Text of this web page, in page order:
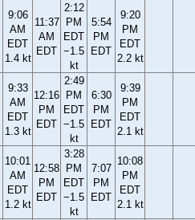
9:06
AM
EDT
1.4 kt
11:37
AM
EDT
2:12
PM
EDT
−1.5
kt
5:54
PM
EDT
9:20
PM
EDT
2.2 kt
9:33
AM
EDT
1.3 kt
12:16
PM
EDT
2:49
PM
EDT
−1.5
kt
6:30
PM
EDT
9:39
PM
EDT
2.1 kt
10:01
AM
EDT
1.2 kt
12:58
PM
EDT
3:28
PM
EDT
−1.5
kt
7:07
PM
EDT
10:08
PM
EDT
2.1 kt